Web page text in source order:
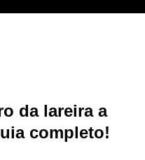
da lareira a
completo!